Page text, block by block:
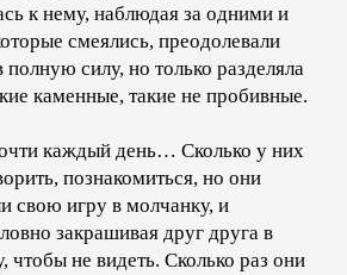
к нему, наблюдая за одними и
смеялись, преодолевали
силу, но только разделяла
каменные, такие не пробивные.
каждый день… Сколько у них
познакомиться, но они
свою игру в молчанку, и
закрашивая друг друга в
чтобы не видеть. Сколько раз они